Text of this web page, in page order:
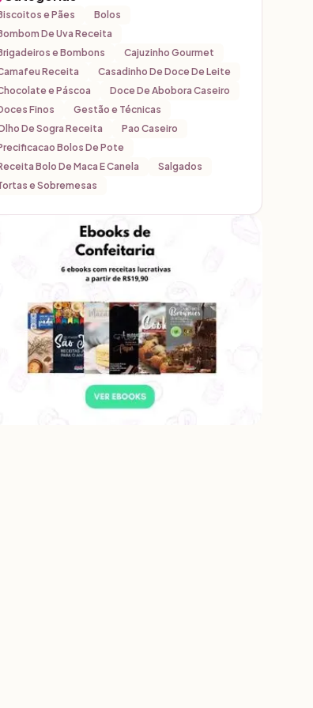
e Pães
Bolos
De Uva Receita
e Bombons
Cajuzinho Gourmet
Receita
Casadinho De Doce De Leite
e Páscoa
Doce De Abobora Caseiro
Finos
Gestão e Técnicas
De Sogra Receita
Pao Caseiro
Bolos De Pote
Bolo De Maca E Canela
Salgados
e Sobremesas